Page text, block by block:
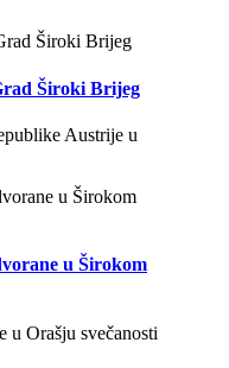
Široki Brijeg
Austrije u
u Širokom
Orašju svečanosti